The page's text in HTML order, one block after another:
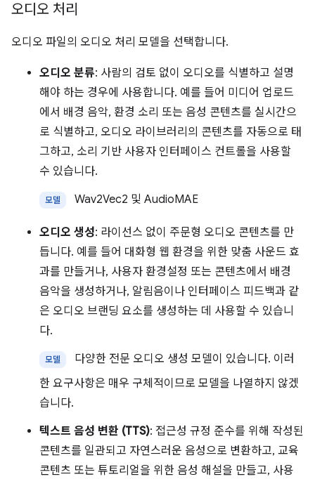
오디오 처리
오디오 파일의 오디오 처리 모델을 선택합니다.
오디오 분류: 사람의 검토 없이 오디오를 식별하고 설명
해야 하는 경우에 사용합니다. 예를 들어 미디어 업로드
에서 배경 음악, 환경 소리 또는 음성 콘텐츠를 실시간으
로 식별하고, 오디오 라이브러리의 콘텐츠를 자동으로 태
그하고, 소리 기반 사용자 인터페이스 컨트롤을 사용할
수 있습니다.
모델 Wav2Vec2 및 AudioMAE
오디오 생성: 라이선스 없이 주문형 오디오 콘텐츠를 만
듭니다. 예를 들어 대화형 웹 환경을 위한 맞춤 사운드 효
과를 만들거나, 사용자 환경설정 또는 콘텐츠에서 배경
음악을 생성하거나, 알림음이나 인터페이스 피드백과 같
은 오디오 브랜딩 요소를 생성하는 데 사용할 수 있습니
다.
모델
다양한 전문 오디오 생성 모델이 있습니다. 이러
한 요구사항은 매우 구체적이므로 모델을 나열하지 않겠
습니다.
텍스트 음성 변환 (TTS): 접근성 규정 준수를 위해 작성된
콘텐츠를 일관되고 자연스러운 음성으로 변환하고, 교육
콘텐츠 또는 튜토리얼을 위한 음성 해설을 만들고, 사용